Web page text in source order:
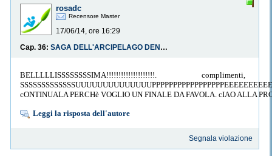
rosadc
Recensore Master
17/06/14, ore 16:29
Cap. 36:
SAGA DELL'ARCIPELAGO DENSETSU: IL SEGRETO DEL MARE, SEA SECRET
BELLLLLISSSSSSSSIMA!!!!!!!!!!!!!!!!!!!!.
cONTINUALA PERCHè VOGLIO UN FINALE DA FAVOLA. cIAO ALLA
Leggi la risposta dell'autore
Segnala violazione